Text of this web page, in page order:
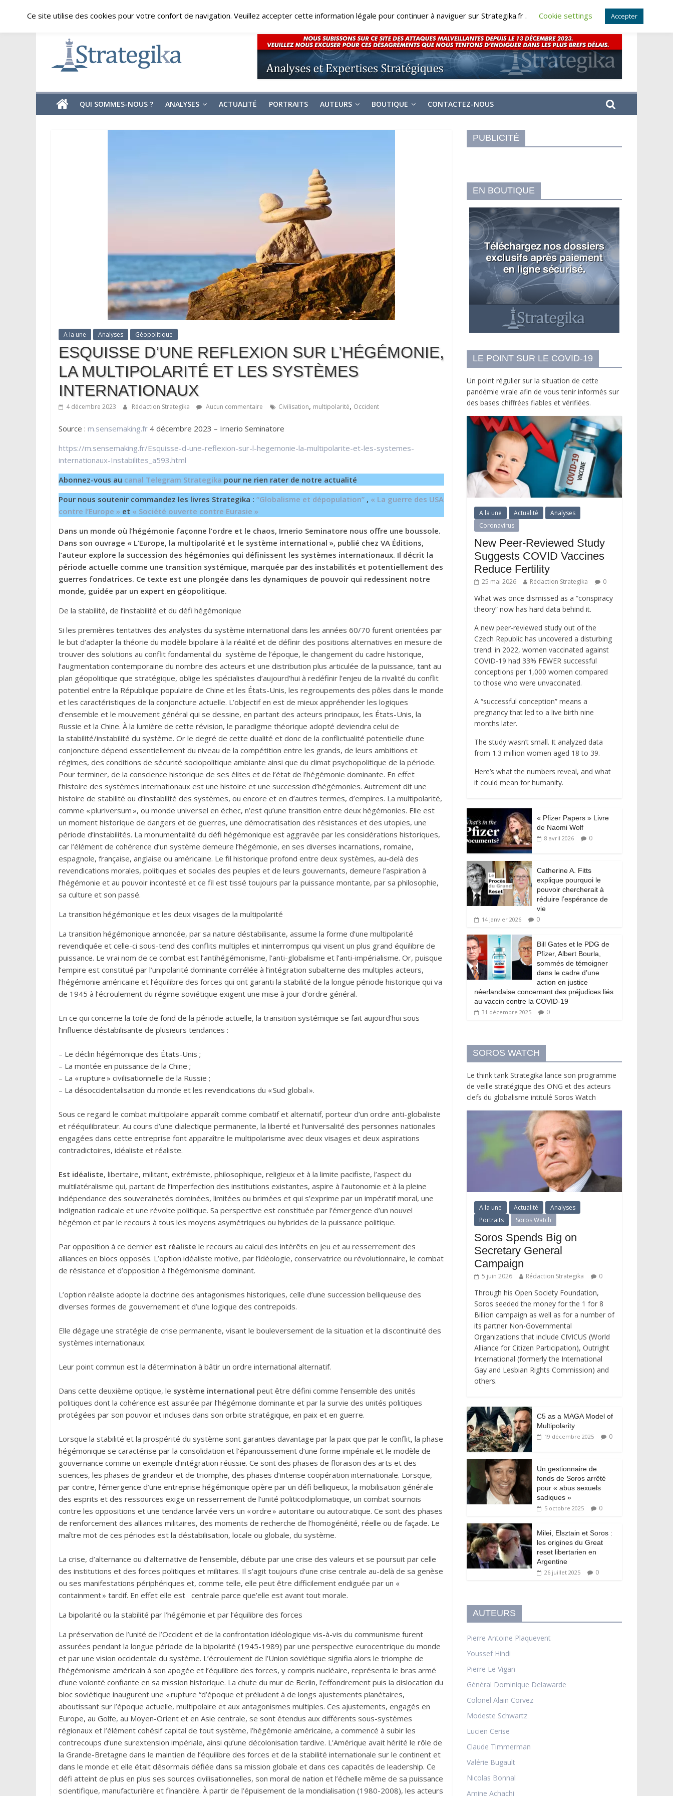
content
jeudi, août 6, 2026
Strategika
Expertise
Analyses
géostratégiques
QUI SOMMES-NOUS ? ANALYSES ACTUALITÉ PORTRAITS AUTEURS BOUTIQUE CONTACTEZ-NOUS
A la une Analyses Géopolitique
ESQUISSE D’UNE REFLEXION SUR L’HÉGÉMONIE,
LA MULTIPOLARITÉ ET LES SYSTÈMES
INTERNATIONAUX
4 décembre 2023 Rédaction Strategika Aucun commentaire Civilisation, multipolarité, Occident
Source : m.sensemaking.fr 4 décembre 2023 – Irnerio Seminatore
https://m.sensemaking.fr/Esquisse-d-une-reflexion-sur-l-hegemonie-la-multipolarite-et-les-systemes-
internationaux-Instabilites_a593.html
Abonnez-vous au canal Telegram Strategika pour ne rien rater de notre actualité
Pour nous soutenir commandez les livres Strategika : “Globalisme et dépopulation” , « La guerre des USA
contre l’Europe » et « Société ouverte contre Eurasie »
Dans un monde où l’hégémonie façonne l’ordre et le chaos, Irnerio Seminatore nous offre une boussole.
Dans son ouvrage « L’Europe, la multipolarité et le système international », publié chez VA Éditions,
l’auteur explore la succession des hégémonies qui définissent les systèmes internationaux. Il décrit la
période actuelle comme une transition systémique, marquée par des instabilités et potentiellement des
guerres fondatrices. Ce texte est une plongée dans les dynamiques de pouvoir qui redessinent notre
monde, guidée par un expert en géopolitique.
De la stabilité, de l’instabilité et du défi hégémonique
Si les premières tentatives des analystes du système international dans les années 60/70 furent orientées par
le but d’adapter la théorie du modèle bipolaire à la réalité et de définir des positions alternatives en mesure de
trouver des solutions au conflit fondamental du système de l’époque, le changement du cadre historique,
l’augmentation contemporaine du nombre des acteurs et une distribution plus articulée de la puissance, tant au
plan géopolitique que stratégique, oblige les spécialistes d’aujourd’hui à redéfinir l’enjeu de la rivalité du conflit
potentiel entre la République populaire de Chine et les États-Unis, les regroupements des pôles dans le monde
et les caractéristiques de la conjoncture actuelle. L’objectif en est de mieux appréhender les logiques
d’ensemble et le mouvement général qui se dessine, en partant des acteurs principaux, les États-Unis, la
Russie et la Chine. À la lumière de cette révision, le paradigme théorique adopté deviendra celui de
la stabilité/instabilité du système. Or le degré de cette dualité et donc de la conflictualité potentielle d’une
conjoncture dépend essentiellement du niveau de la compétition entre les grands, de leurs ambitions et
régimes, des conditions de sécurité sociopolitique ambiante ainsi que du climat psychopolitique de la période.
Pour terminer, de la conscience historique de ses élites et de l’état de l’hégémonie dominante. En effet
l’histoire des systèmes internationaux est une histoire et une succession d’hégémonies. Autrement dit une
histoire de stabilité ou d’instabilité des systèmes, ou encore et en d’autres termes, d’empires. La multipolarité,
comme « pluriversum », ou monde universel en échec, n’est qu’une transition entre deux hégémonies. Elle est
un moment historique de dangers et de guerres, une démocratisation des résistances et des utopies, une
période d’instabilités. La monumentalité du défi hégémonique est aggravée par les considérations historiques,
car l’élément de cohérence d’un système demeure l’hégémonie, en ses diverses incarnations, romaine,
espagnole, française, anglaise ou américaine. Le fil historique profond entre deux systèmes, au-delà des
revendications morales, politiques et sociales des peuples et de leurs gouvernants, demeure l’aspiration à
l’hégémonie et au pouvoir incontesté et ce fil est tissé toujours par la puissance montante, par sa philosophie,
sa culture et son passé.
La transition hégémonique et les deux visages de la multipolarité
La transition hégémonique annoncée, par sa nature déstabilisante, assume la forme d’une multipolarité
revendiquée et celle-ci sous-tend des conflits multiples et ininterrompus qui visent un plus grand équilibre de
puissance. Le vrai nom de ce combat est l’antihégémonisme, l’anti-globalisme et l’anti-impérialisme. Or, puisque
l’empire est constitué par l’unipolarité dominante corrélée à l’intégration subalterne des multiples acteurs,
l’hégémonie américaine et l’équilibre des forces qui ont garanti la stabilité de la longue période historique qui va
de 1945 à l’écroulement du régime soviétique exigent une mise à jour d’ordre général.
En ce qui concerne la toile de fond de la période actuelle, la transition systémique se fait aujourd’hui sous
l’influence déstabilisante de plusieurs tendances :
– Le déclin hégémonique des États-Unis ;
– La montée en puissance de la Chine ;
– La « rupture » civilisationnelle de la Russie ;
– La désoccidentalisation du monde et les revendications du « Sud global ».
Sous ce regard le combat multipolaire apparaît comme combatif et alternatif, porteur d’un ordre anti-globaliste
et rééquilibrateur. Au cours d’une dialectique permanente, la liberté et l’universalité des personnes nationales
engagées dans cette entreprise font apparaître le multipolarisme avec deux visages et deux aspirations
contradictoires, idéaliste et réaliste.
Est idéaliste, libertaire, militant, extrémiste, philosophique, religieux et à la limite pacifiste, l’aspect du
multilatéralisme qui, partant de l’imperfection des institutions existantes, aspire à l’autonomie et à la pleine
indépendance des souverainetés dominées, limitées ou brimées et qui s’exprime par un impératif moral, une
indignation radicale et une révolte politique. Sa perspective est constituée par l’émergence d’un nouvel
hégémon et par le recours à tous les moyens asymétriques ou hybrides de la puissance politique.
Par opposition à ce dernier est réaliste le recours au calcul des intérêts en jeu et au resserrement des
alliances en blocs opposés. L’option idéaliste motive, par l’idéologie, conservatrice ou révolutionnaire, le combat
de résistance et d’opposition à l’hégémonisme dominant.
L’option réaliste adopte la doctrine des antagonismes historiques, celle d’une succession belliqueuse des
diverses formes de gouvernement et d’une logique des contrepoids.
Elle dégage une stratégie de crise permanente, visant le bouleversement de la situation et la discontinuité des
systèmes internationaux.
Leur point commun est la détermination à bâtir un ordre international alternatif.
Dans cette deuxième optique, le système international peut être défini comme l’ensemble des unités
politiques dont la cohérence est assurée par l’hégémonie dominante et par la survie des unités politiques
protégées par son pouvoir et incluses dans son orbite stratégique, en paix et en guerre.
Lorsque la stabilité et la prospérité du système sont garanties davantage par la paix que par le conflit, la phase
hégémonique se caractérise par la consolidation et l’épanouissement d’une forme impériale et le modèle de
gouvernance comme un exemple d’intégration réussie. Ce sont des phases de floraison des arts et des
sciences, les phases de grandeur et de triomphe, des phases d’intense coopération internationale. Lorsque,
par contre, l’émergence d’une entreprise hégémonique opère par un défi belliqueux, la mobilisation générale
des esprits et des ressources exige un resserrement de l’unité politicodiplomatique, un combat sournois
contre les oppositions et une tendance larvée vers un « ordre » autoritaire ou autocratique. Ce sont des phases
de renforcement des alliances militaires, des moments de recherche de l’homogénéité, réelle ou de façade. Le
maître mot de ces périodes est la déstabilisation, locale ou globale, du système.
La crise, d’alternance ou d’alternative de l’ensemble, débute par une crise des valeurs et se poursuit par celle
des institutions et des forces politiques et militaires. Il s’agit toujours d’une crise centrale au-delà de sa genèse
ou ses manifestations périphériques et, comme telle, elle peut être difficilement endiguée par un «
containment » tardif. En effet elle est centrale parce que’elle est avant tout morale.
La bipolarité ou la stabilité par l’hégémonie et par l’équilibre des forces
La préservation de l’unité de l’Occident et de la confrontation idéologique vis-à-vis du communisme furent
assurées pendant la longue période de la bipolarité (1945-1989) par une perspective eurocentrique du monde
et par une vision occidentale du système. L’écroulement de l’Union soviétique signifia alors le triomphe de
l’hégémonisme américain à son apogée et l’équilibre des forces, y compris nucléaire, représenta le bras armé
d’une volonté confiante en sa mission historique. La chute du mur de Berlin, l’effondrement puis la dislocation du
bloc soviétique inaugurent une « rupture “d’époque et préludent à de longs ajustements planétaires,
aboutissant sur l’époque actuelle, multipolaire et aux antagonismes multiples. Ces ajustements, engagés en
Europe, au Golfe, au Moyen-Orient et en Asie centrale, se sont étendus aux différents sous-systèmes
régionaux et l’élément cohésif capital de tout système, l’hégémonie américaine, a commencé à subir les
contrecoups d’une surextension impériale, ainsi qu’une décolonisation tardive. L’Amérique avait hérité le rôle de
la Grande-Bretagne dans le maintien de l’équilibre des forces et de la stabilité internationale sur le continent et
dans le monde et elle était désormais défiée dans sa mission globale et dans ces capacités de leadership. Ce
défi atteint de plus en plus ses sources civilisationnelles, son moral de nation et l’échelle même de sa puissance
scientifique, manufacturière et financière. À partir de l’épuisement de la mondialisation (1980-2008), les acteurs
PUBLICITÉ
EN BOUTIQUE
LE POINT SUR LE COVID-19
Un point régulier sur la situation de cette
pandémie virale afin de vous tenir informés sur
des bases chiffrées fiables et vérifiées.
A la une Actualité
Analyses
Coronavirus
New Peer-Reviewed Study
Suggests COVID Vaccines
Reduce Fertility
25 mai 2026 Rédaction Strategika 0
What was once dismissed as a “conspiracy
theory” now has hard data behind it.
A new peer-reviewed study out of the
Czech Republic has uncovered a disturbing
trend: in 2022, women vaccinated against
COVID-19 had 33% FEWER successful
conceptions per 1,000 women compared
to those who were unvaccinated.
A “successful conception” means a
pregnancy that led to a live birth nine
months later.
The study wasn’t small. It analyzed data
from 1.3 million women aged 18 to 39.
Here’s what the numbers reveal, and what
it could mean for humanity.
« Pfizer Papers » Livre
de Naomi Wolf
8 avril 2026 0
Catherine A. Fitts
explique pourquoi le
pouvoir chercherait à
réduire l’espérance de
vie
14 janvier 2026 0
Bill Gates et le PDG de
Pfizer, Albert Bourla,
sommés de témoigner
dans le cadre d’une
action en justice
néerlandaise concernant des préjudices liés
au vaccin contre la COVID-19
31 décembre 2025 0
SOROS WATCH
Le think tank Strategika lance son programme
de veille stratégique des ONG et des acteurs
clefs du globalisme intitulé Soros Watch
A la une Actualité
Analyses
Portraits
Soros Watch
Soros Spends Big on
Secretary General
Campaign
5 juin 2026 Rédaction Strategika 0
Through his Open Society Foundation,
Soros seeded the money for the 1 for 8
Billion campaign as well as for a number of
its partner Non-Governmental
Organizations that include CIVICUS (World
Alliance for Citizen Participation), Outright
International (formerly the International
Gay and Lesbian Rights Commission) and
others.
C5 as a MAGA Model of
Multipolarity
19 décembre 2025 0
Un gestionnaire de
fonds de Soros arrêté
pour « abus sexuels
sadiques »
5 octobre 2025 0
Milei, Elsztain et Soros :
les origines du Great
reset libertarien en
Argentine
26 juillet 2025 0
AUTEURS
Pierre Antoine Plaquevent
Youssef Hindi
Pierre Le Vigan
Général Dominique Delawarde
Colonel Alain Corvez
Modeste Schwartz
Lucien Cerise
Claude Timmerman
Valérie Bugault
Nicolas Bonnal
Amine Achachi
Ce site utilise des cookies pour votre confort de navigation. Veuillez accepter cette information légale pour continuer à naviguer sur Strategika.fr . Cookie settings Accepter